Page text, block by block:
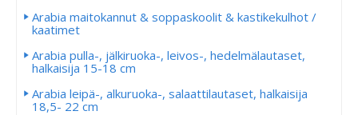
Arabia maitokannut & soppaskoolit & kastikekulhot /
kaatimet
Arabia pulla-, jälkiruoka-, leivos-, hedelmälautaset,
halkaisija 15-18 cm
Arabia leipä-, alkuruoka-, salaattilautaset, halkaisija
18,5- 22 cm